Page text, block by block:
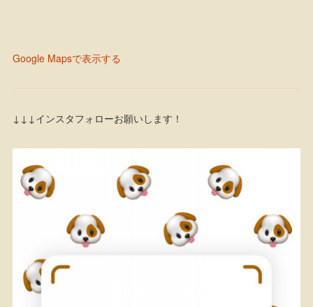
Google Mapsで表示する
↓↓↓インスタフォローお願いします！